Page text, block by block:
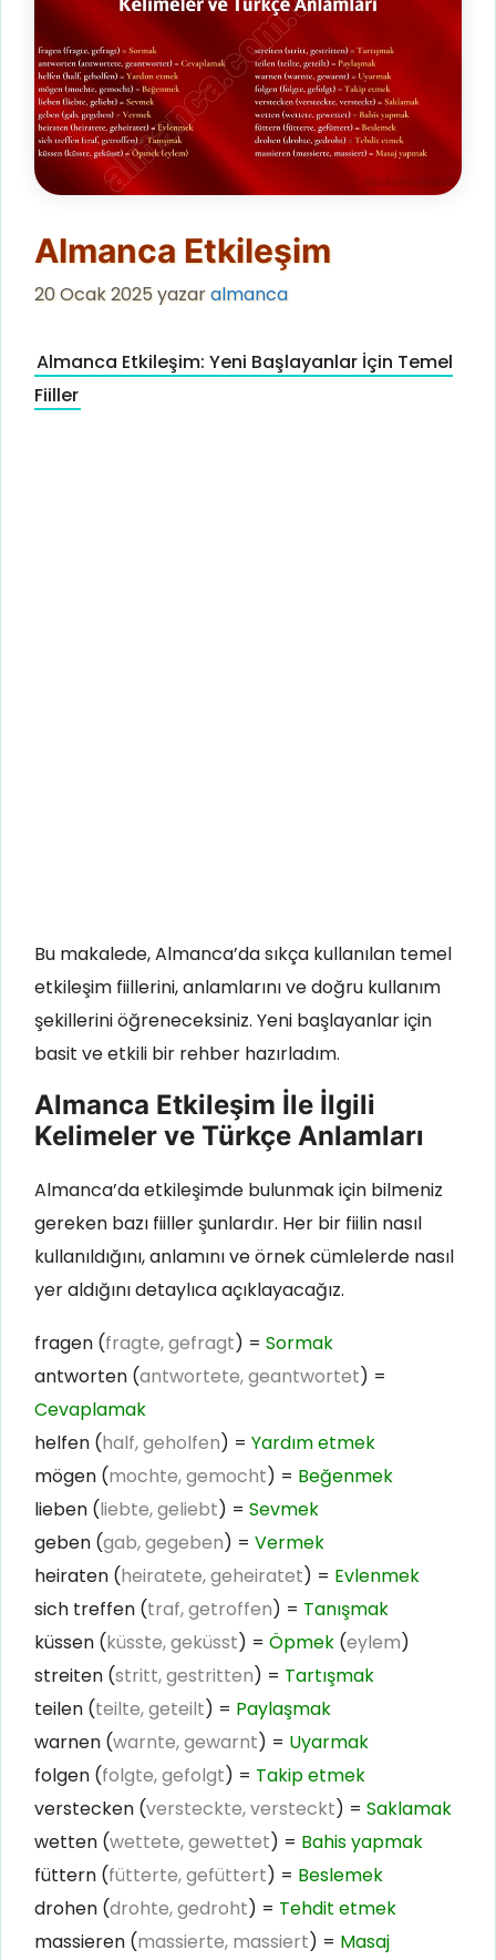
Almanca Etkileşim
20 Ocak 2025yazaralmanca
Almanca Etkileşim: Yeni Başlayanlar İçin Temel
Fiiller
Bu makalede, Almanca’da sıkça kullanılan temel
etkileşim fiillerini, anlamlarını ve doğru kullanım
şekillerini öğreneceksiniz. Yeni başlayanlar için
basit ve etkili bir rehber hazırladım.
Almanca Etkileşim İle İlgili
Kelimeler ve Türkçe Anlamları
Almanca’da etkileşimde bulunmak için bilmeniz
gereken bazı fiiller şunlardır. Her bir fiilin nasıl
kullanıldığını, anlamını ve örnek cümlelerde nasıl
yer aldığını detaylıca açıklayacağız.
fragen (fragte, gefragt) = Sormak
antworten (antwortete, geantwortet) =
Cevaplamak
helfen (half, geholfen) = Yardım etmek
mögen (mochte, gemocht) = Beğenmek
lieben (liebte, geliebt) = Sevmek
geben (gab, gegeben) = Vermek
heiraten (heiratete, geheiratet) = Evlenmek
sich treffen (traf, getroffen) = Tanışmak
küssen (küsste, geküsst) = Öpmek (eylem)
streiten (stritt, gestritten) = Tartışmak
teilen (teilte, geteilt) = Paylaşmak
warnen (warnte, gewarnt) = Uyarmak
folgen (folgte, gefolgt) = Takip etmek
verstecken (versteckte, versteckt) = Saklamak
wetten (wettete, gewettet) = Bahis yapmak
füttern (fütterte, gefüttert) = Beslemek
drohen (drohte, gedroht) = Tehdit etmek
massieren (massierte, massiert) = Masaj